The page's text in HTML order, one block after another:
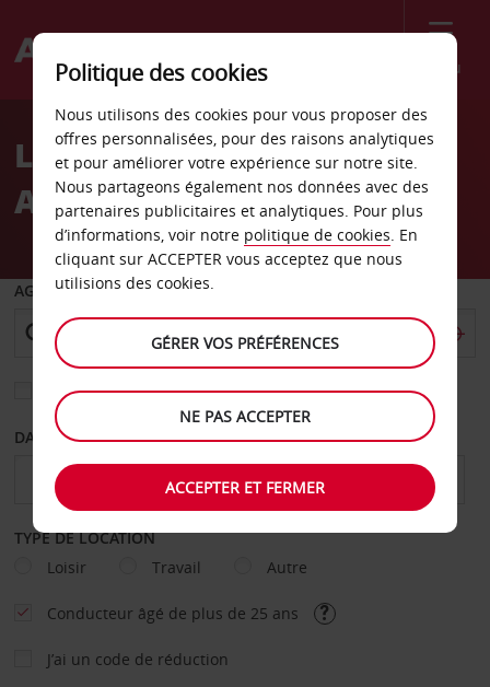
Menu
Welcome
AvisLocation de voiture
Aéroport de Douala
AGENCE DE DÉPART
Sélectionnez une autre agence de retour
DATE DE DÉPART DATE DE RETOUR
TYPE DE LOCATION
Loisir
Travail Autre
Conducteur âgé de plus de 25 ans
J’ai un code de réduction
Politique des cookies
Nous utilisons des cookies pour vous proposer des
offres personnalisées, pour des raisons analytiques
et pour améliorer votre expérience sur notre site.
Nous partageons également nos données avec des
partenaires publicitaires et analytiques. Pour plus
d’informations, voir notre politique de cookies. En
cliquant sur ACCEPTER vous acceptez que nous
utilisions des cookies.
GÉRER VOS PRÉFÉRENCES
NE PAS ACCEPTER
ACCEPTER ET FERMER